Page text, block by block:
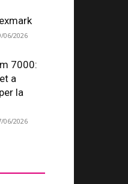
06/2026
7000:
a
la
06/2026